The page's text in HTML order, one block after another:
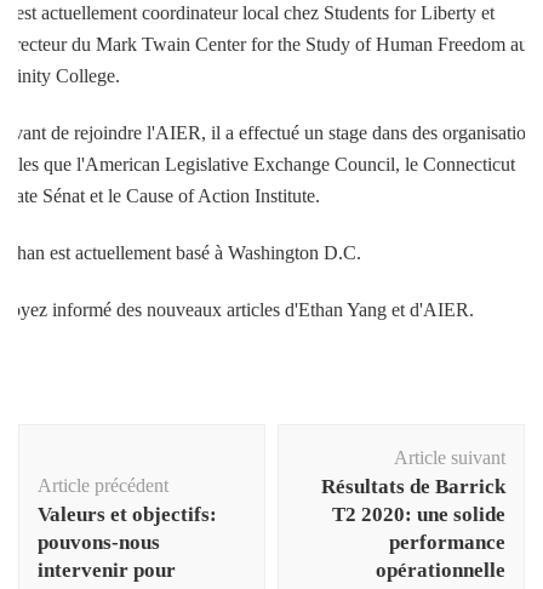
Il est actuellement coordinateur local chez Students for Liberty et
directeur du Mark Twain Center for the Study of Human Freedom au
Trinity College.
Avant de rejoindre l'AIER, il a effectué un stage dans des organisations
telles que l'American Legislative Exchange Council, le Connecticut
State Sénat et le Cause of Action Institute.
Ethan est actuellement basé à Washington D.C.
Soyez informé des nouveaux articles d'Ethan Yang et d'AIER.
d'article
Article précédent
Valeurs et objectifs:
pouvons-nous
intervenir pour
Article suivant
Résultats de Barrick
T2 2020: une solide
performance
opérationnelle